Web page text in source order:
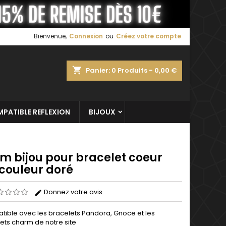
Bienvenue, Connexion ou Créez votre compte
shopping_cart Panier: 0 Produits - 0,00 €
REFLEXION BIJOUX
bijou pour bracelet coeur
doré
Donnez votre avis
avec les bracelets Pandora, Gnoce et les
charm de notre site